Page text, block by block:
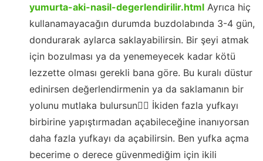
yumurta-aki-nasil-degerlendirilir.html Ayrıca hiç
kullanamayacağın durumda buzdolabında 3-4 gün,
dondurarak aylarca saklayabilirsin. Bir şeyi atmak
için bozulması ya da yenemeyecek kadar kötü
lezzette olması gerekli bana göre. Bu kuralı düstur
edinirsen değerlendirmenin ya da saklamanın bir
yolunu mutlaka bulursun👍🏻 İkiden fazla yufkayı
birbirine yapıştırmadan açabileceğine inanıyorsan
daha fazla yufkayı da açabilirsin. Ben yufka açma
becerime o derece güvenmediğim için ikili